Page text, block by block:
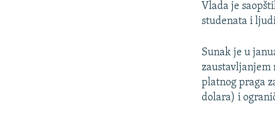
Vlada je
studenata i
Sunak je u
zaustavljanjem
platnog praga
dolara) i